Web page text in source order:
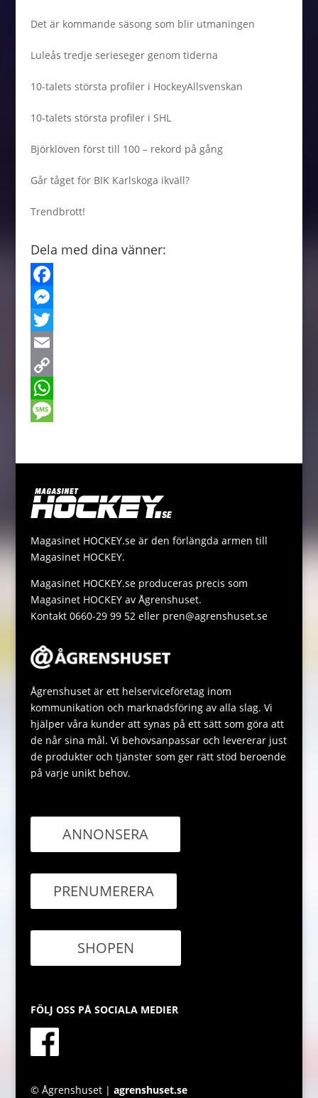
Det är kommande säsong som blir utmaningen
Luleås tredje serieseger genom tiderna
10-talets största profiler i HockeyAllsvenskan
10-talets största profiler i SHL
Björklöven först till 100 – rekord på gång
Går tåget för BIK Karlskoga ikväll?
Trendbrott!
Dela med dina vänner:
F
a
c
e
b
o
M
e
s
s
e
r
T
w
t
E
m
a
C
o
i
k
W
s
p
s
g
Magasinet HOCKEY.se är den förlängda armen till
Magasinet HOCKEY.
Magasinet HOCKEY.se produceras precis som
Magasinet HOCKEY av Ågrenshuset.
Kontakt 0660-29 99 52 eller pren@agrenshuset.se
Ågrenshuset är ett helserviceföretag inom
kommunikation och marknadsföring av alla slag. Vi
hjälper våra kunder att synas på ett sätt som göra att
de når sina mål. Vi behovsanpassar och levererar just
de produkter och tjänster som ger rätt stöd beroende
på varje unikt behov.
ANNONSERA
PRENUMERERA
SHOPEN
FÖLJ OSS PÅ SOCIALA MEDIER
© Ågrenshuset | agrenshuset.se